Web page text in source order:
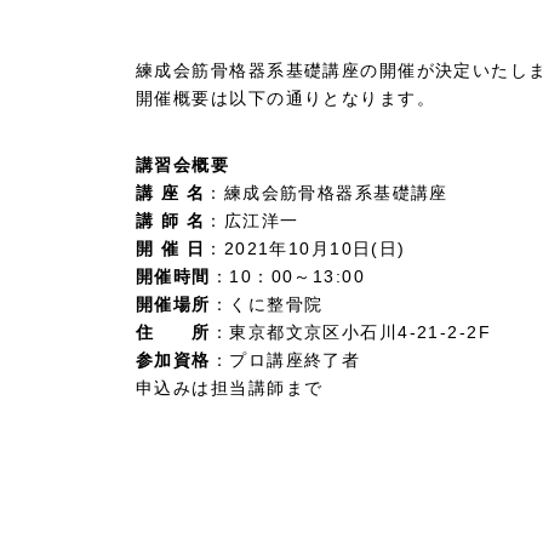
練成会筋骨格器系基礎講座の開催が決定いたし
開催概要は以下の通りとなります。
講習会概要
講 座 名 ：練成会筋骨格器系基礎講座
講 師 名 ：広江洋一
開 催 日
：2021年10月10日(日)
開催時間
：10：00～13:00
開催場所 ：くに整骨院
住 所 ：東京都文京区小石川4-21-2-2F
参加資格 ：プロ講座終了者
申込みは担当講師まで